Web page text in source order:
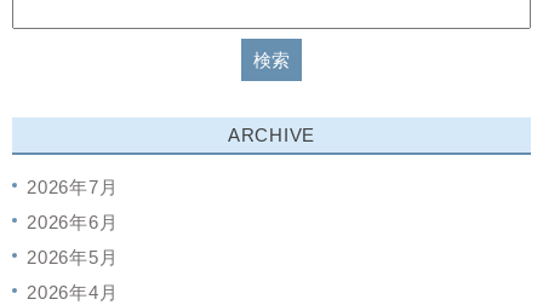
ARCHIVE
2026年7月
2026年6月
2026年5月
2026年4月